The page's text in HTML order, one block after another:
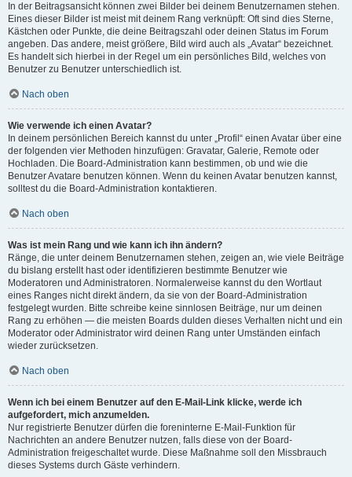
In der Beitragsansicht können zwei Bilder bei deinem Benutzernamen stehen.
Eines dieser Bilder ist meist mit deinem Rang verknüpft: Oft sind dies Sterne,
Kästchen oder Punkte, die deine Beitragszahl oder deinen Status im Forum
angeben. Das andere, meist größere, Bild wird auch als „Avatar“ bezeichnet.
Es handelt sich hierbei in der Regel um ein persönliches Bild, welches von
Benutzer zu Benutzer unterschiedlich ist.
Nach oben
Wie verwende ich einen Avatar?
In deinem persönlichen Bereich kannst du unter „Profil“ einen Avatar über eine
der folgenden vier Methoden hinzufügen: Gravatar, Galerie, Remote oder
Hochladen. Die Board-Administration kann bestimmen, ob und wie die
Benutzer Avatare benutzen können. Wenn du keinen Avatar benutzen kannst,
solltest du die Board-Administration kontaktieren.
Nach oben
Was ist mein Rang und wie kann ich ihn ändern?
Ränge, die unter deinem Benutzernamen stehen, zeigen an, wie viele Beiträge
du bislang erstellt hast oder identifizieren bestimmte Benutzer wie
Moderatoren und Administratoren. Normalerweise kannst du den Wortlaut
eines Ranges nicht direkt ändern, da sie von der Board-Administration
festgelegt wurden. Bitte schreibe keine sinnlosen Beiträge, nur um deinen
Rang zu erhöhen — die meisten Boards dulden dieses Verhalten nicht und ein
Moderator oder Administrator wird deinen Rang unter Umständen einfach
wieder zurücksetzen.
Nach oben
Wenn ich bei einem Benutzer auf den E-Mail-Link klicke, werde ich
aufgefordert, mich anzumelden.
Nur registrierte Benutzer dürfen die foreninterne E-Mail-Funktion für
Nachrichten an andere Benutzer nutzen, falls diese von der Board-
Administration freigeschaltet wurde. Diese Maßnahme soll den Missbrauch
dieses Systems durch Gäste verhindern.